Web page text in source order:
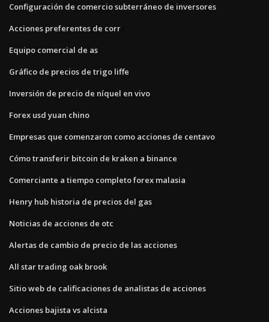
Configuración de comercio subterráneo de inversores
Acciones preferentes de corr
Equipo comercial de as
Gráfico de precios de trigo liffe
Inversión de precio de níquel en vivo
Forex usd yuan chino
Empresas que comenzaron como acciones de centavo
Cómo transferir bitcoin de kraken a binance
Comerciante a tiempo completo forex malasia
Henry hub historia de precios del gas
Noticias de acciones de otc
Alertas de cambio de precio de las acciones
All star trading oak brook
Sitio web de calificaciones de analistas de acciones
Acciones bajista vs alcista